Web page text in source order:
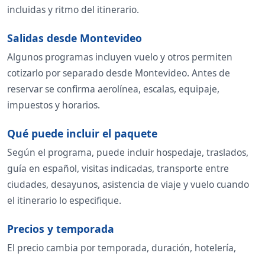
incluidas y ritmo del itinerario.
Salidas desde Montevideo
Algunos programas incluyen vuelo y otros permiten
cotizarlo por separado desde Montevideo. Antes de
reservar se confirma aerolínea, escalas, equipaje,
impuestos y horarios.
Qué puede incluir el paquete
Según el programa, puede incluir hospedaje, traslados,
guía en español, visitas indicadas, transporte entre
ciudades, desayunos, asistencia de viaje y vuelo cuando
el itinerario lo especifique.
Precios y temporada
El precio cambia por temporada, duración, hotelería,